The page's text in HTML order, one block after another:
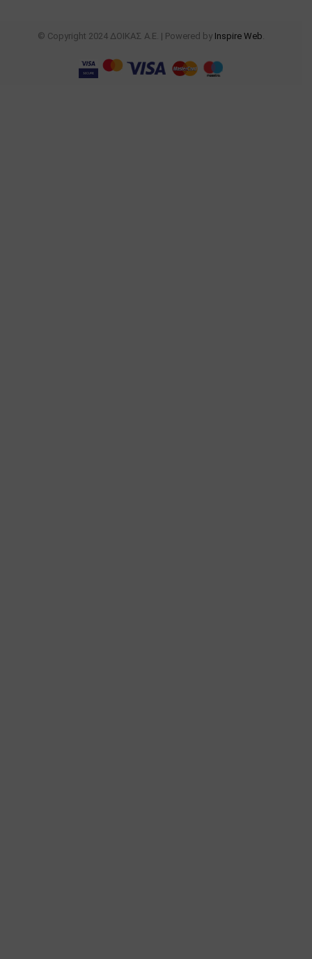
© Copyright 2024 ΔΟΙΚΑΣ Α.Ε. | Powered by Inspire Web